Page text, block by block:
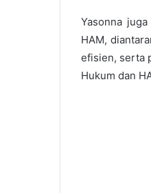
Yasonna
HAM,
efisien, serta
Hukum dan